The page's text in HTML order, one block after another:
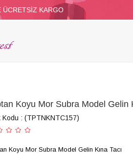
ÜCRETSİZ KARGO
TÜY BONCUKLAR
Koyu Mor Subra Model Gelin
Kodu (TPTNKNTC157)
Koyu Mor Subra Model Gelin Kına Tacı